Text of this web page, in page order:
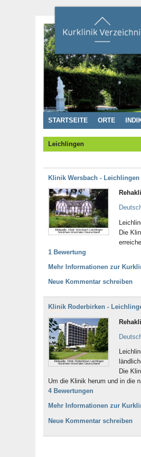
STARTSEITE ORTE
Leichlingen
Klinik Wersbach -
Bildquelle: Klinik Wersbach Leichlingen
Nordrhein-Westfalen Deutschland
Die
1 Bewertung
Mehr Informationen zur
Neue Kommentar schreiben
Klinik Roderbirken -
Bildquelle: Klinik Roderbirken Leichlingen
Nordrhein-Westfalen Deutschland
Die
Um die Klinik herum und in die
4 Bewertungen
Mehr Informationen zur
Neue Kommentar schreiben